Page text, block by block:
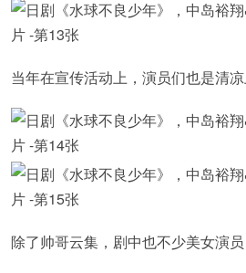
当年在宣传活动上，演员们也是清凉
除了帅哥云集，剧中也不少美女演员